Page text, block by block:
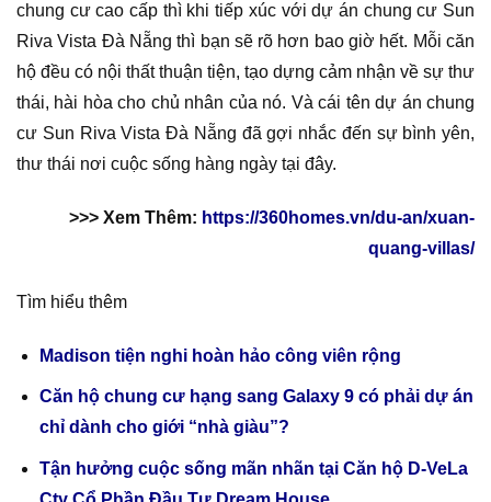
chung cư cao cấp thì khi tiếp xúc với dự án chung cư Sun
Riva Vista Đà Nẵng thì bạn sẽ rõ hơn bao giờ hết. Mỗi căn
hộ đều có nội thất thuận tiện, tạo dựng cảm nhận về sự thư
thái, hài hòa cho chủ nhân của nó. Và cái tên dự án chung
cư Sun Riva Vista Đà Nẵng đã gợi nhắc đến sự bình yên,
thư thái nơi cuộc sống hàng ngày tại đây.
>>> Xem Thêm: https://360homes.vn/du-an/xuan-
quang-villas/
Tìm hiểu thêm
Madison tiện nghi hoàn hảo công viên rộng
Căn hộ chung cư hạng sang Galaxy 9 có phải dự án
chỉ dành cho giới “nhà giàu”?
Tận hưởng cuộc sống mãn nhãn tại Căn hộ D-VeLa